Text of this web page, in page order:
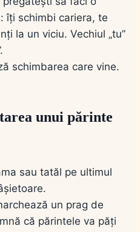
îți schimbi cariera, te
la un viciu. Vechiul „tu”
schimbarea care vine.
unui părinte
sau tatăl pe ultimul
un prag de
că părintele va păți